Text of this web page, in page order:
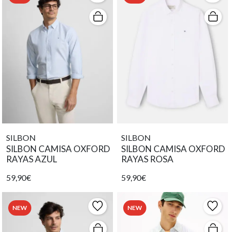
SILBON
SILBON CAMISA OXFORD
RAYAS AZUL
59,90€
SILBON
SILBON CAMISA OXFORD
RAYAS ROSA
59,90€
NEW NEW